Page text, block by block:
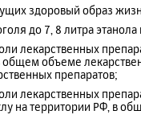
здоровый образ
до 7, 8 литра
лекарственных
объеме
препаратов;
лекарственных
на территории РФ, в